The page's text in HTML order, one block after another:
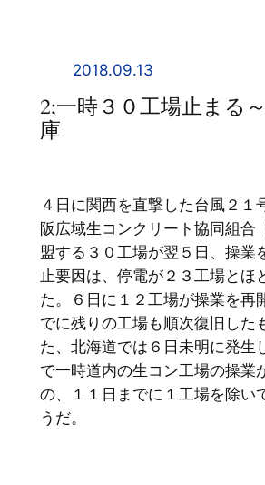
2018.09.13
2;一時３０工場止まる
庫
４日に関西を直撃した台風２１
阪広域生コンクリート協同組合
盟する３０工場が翌５日、操業
止要因は、停電が２３工場とほ
た。６日に１２工場が操業を再
でに残りの工場も順次復旧した
た、北海道では６日未明に発生
で一時道内の生コン工場の操業
の、１１日までに１工場を除い
うだ。